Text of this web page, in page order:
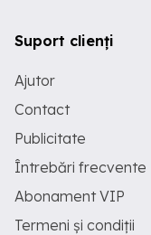
Suport clienți
Ajutor
Contact
Publicitate
Întrebări frecvente
Abonament VIP
Termeni și condiții